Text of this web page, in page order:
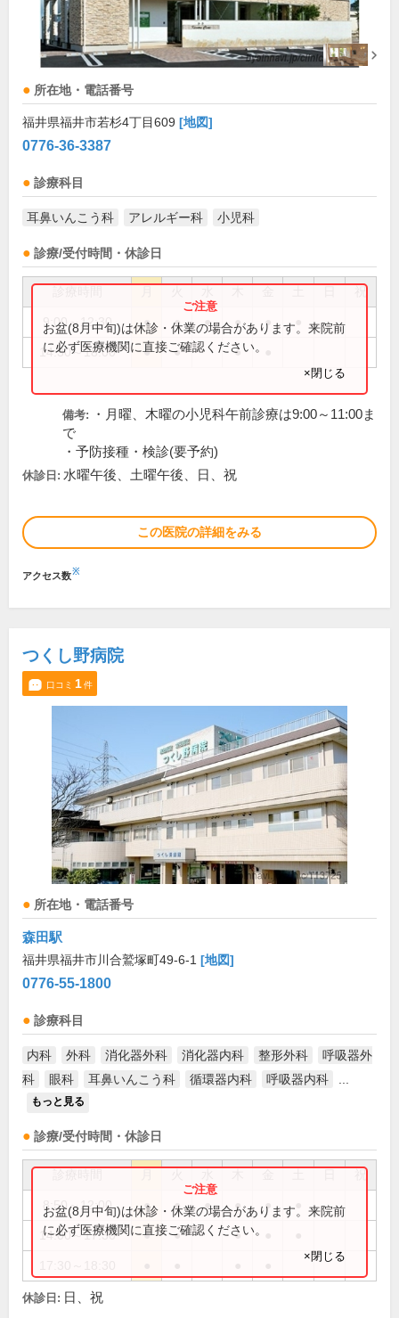
所在地・電話番号
福井県福井市若杉4丁目609 [地図]
0776-36-3387
診療科目
耳鼻いんこう科 アレルギー科 小児科
診療/受付時間・休診日
祝
9:00～12:30 ● ● ● ● ●
14:30～18:00 ● ● ●
お盆(8月中旬)は休診・休業の場合があります。来院前
に必ず医療機関に直接ご確認ください。
×閉じる
備考:
・月曜、木曜の小児科午前診療は9:00～11:00ま
で
・予防接種・検診(要予約)
休診日: 水曜午後、土曜午後、日、祝
この医院の詳細をみる
アクセス数※
つくし野病院
口コミ 1件
所在地・電話番号
森田駅
福井県福井市川合鷲塚町49-6-1 [地図]
0776-55-1800
診療科目
内科 外科 消化器外科 消化器内科 整形外科
呼吸器外
科
眼科 耳鼻いんこう科 循環器内科 呼吸器内科
もっと見る
診療/受付時間・休診日
祝
8:50～12:00 ● ● ● ● ●
14:00～17:30 ● ● ●
お盆(8月中旬)は休診・休業の場合があります。来院前
に必ず医療機関に直接ご確認ください。
×閉じる
休診日: 日、祝